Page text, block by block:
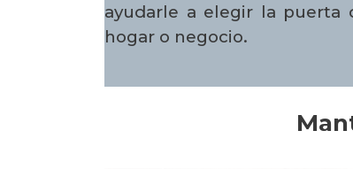
ayudarle a elegir la puerta
hogar o negocio.